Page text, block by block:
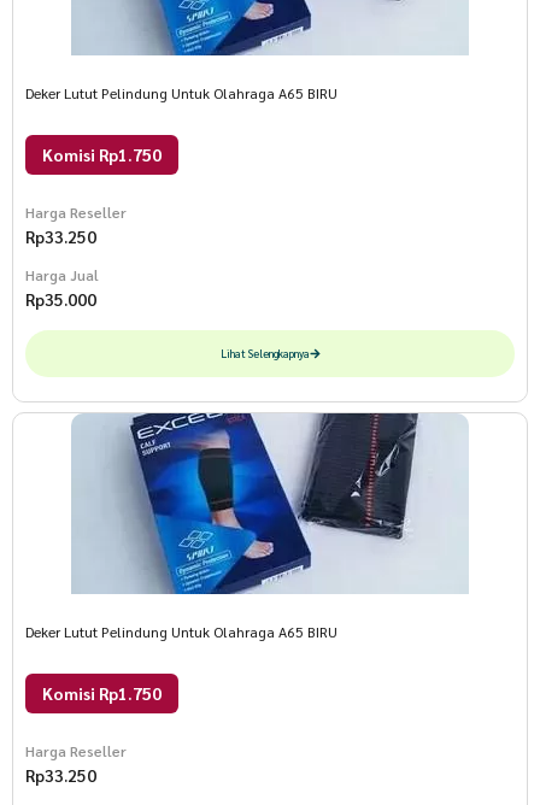
Deker Lutut Pelindung Untuk Olahraga A65 BIRU
Komisi Rp1.750
Harga Reseller
Rp33.250
Harga Jual
Rp35.000
Lihat Selengkapnya
Deker Lutut Pelindung Untuk Olahraga A65 BIRU
Komisi Rp1.750
Harga Reseller
Rp33.250